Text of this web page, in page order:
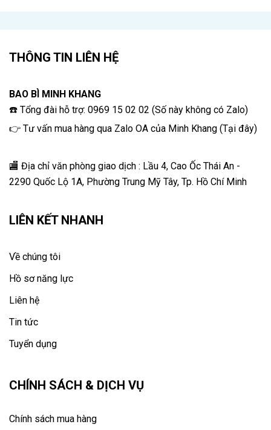
THÔNG TIN LIÊN HỆ
BAO BÌ MINH KHANG
☎️ Tổng đài hỗ trợ: 0969 15 02 02 (Số này không có Zalo)
👉 Tư vấn mua hàng qua Zalo OA của Minh Khang (Tại đây)
🏬 Địa chỉ văn phòng giao dịch : Lầu 4, Cao Ốc Thái An -
2290 Quốc Lộ 1A, Phường Trung Mỹ Tây, Tp. Hồ Chí Minh
LIÊN KẾT NHANH
Về chúng tôi
Hồ sơ năng lực
Liên hệ
Tin tức
Tuyển dụng
CHÍNH SÁCH & DỊCH VỤ
Chính sách mua hàng